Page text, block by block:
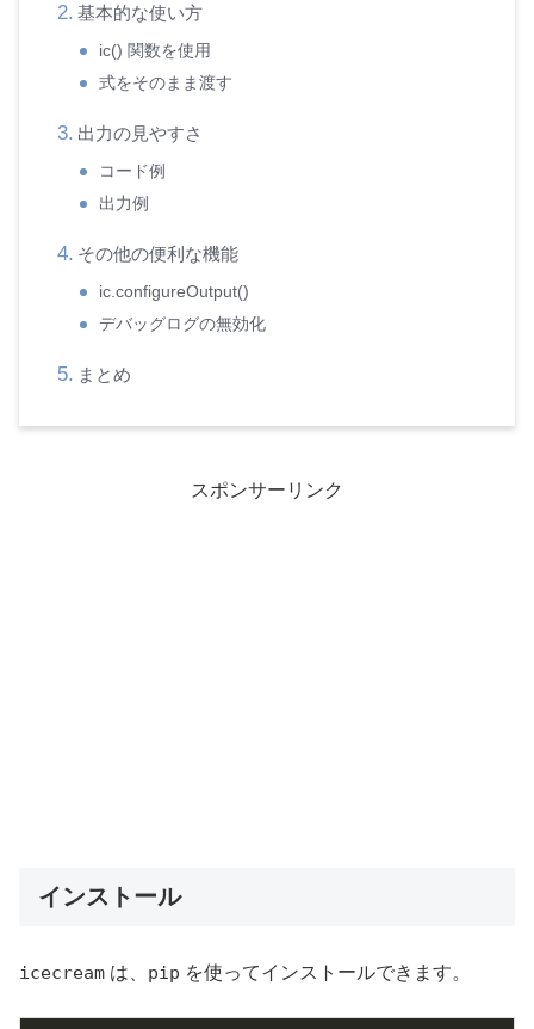
基本的な使い方
ic() 関数を使用
式をそのまま渡す
出力の見やすさ
コード例
出力例
その他の便利な機能
ic.configureOutput()
デバッグログの無効化
まとめ
スポンサーリンク
インストール
icecream は、 pip を使ってインストールできます。